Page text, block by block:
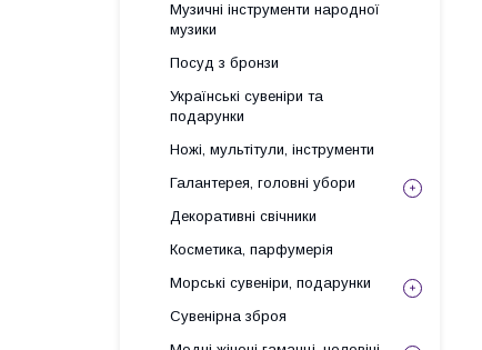
Музичні інструменти народної
музики
Посуд з бронзи
Українські сувеніри та
подарунки
Ножі, мультітули, інструменти
Галантерея, головні убори
Декоративні свічники
Косметика, парфумерія
Морські сувеніри, подарунки
Сувенірна зброя